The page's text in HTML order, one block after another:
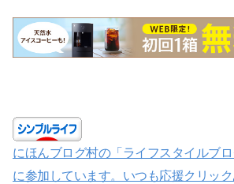
にほんブログ村の「ライフスタイルブ
に参加しています。いつも応援クリッ